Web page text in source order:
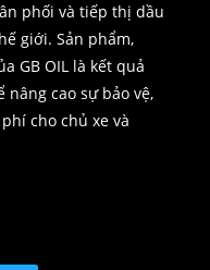
phối và tiếp thị dầu
giới. Sản phẩm,
GB OIL là kết quả
nâng cao sự bảo vệ,
cho chủ xe và